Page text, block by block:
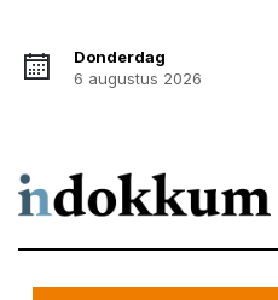
Donderdag
6 augustus 2026